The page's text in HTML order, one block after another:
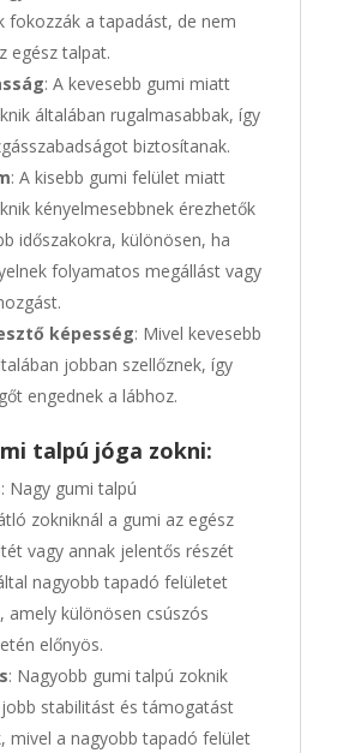
fokozzák a tapadást, de nem
egész talpat.
: A kevesebb gumi miatt
általában rugalmasabbak, így
biztosítanak.
: A kisebb gumi felület miatt
kényelmesebbnek érezhetők
időszakokra, különösen, ha
folyamatos megállást vagy
képesség: Mivel kevesebb
jobban szellőznek, így
engednek a lábhoz.
talpú jóga zokni:
: Nagy gumi talpú
zokniknál a gumi az egész
vagy annak jelentős részét
nagyobb tapadó felületet
amely különösen csúszós
előnyös.
: Nagyobb gumi talpú zoknik
stabilitást és támogatást
mivel a nagyobb tapadó felület